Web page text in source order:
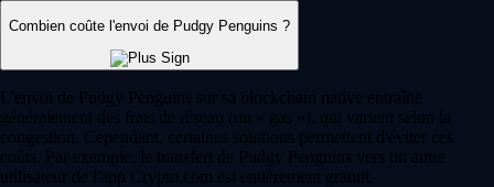
Combien coûte l'envoi de Pudgy Penguins ?
L'envoi de Pudgy Penguins sur sa blockchain native entraîne
généralement des frais de réseau (ou « gas »), qui varient selon la
congestion. Cependant, certaines solutions permettent d'éviter ces
coûts. Par exemple, le transfert de Pudgy Penguins vers un autre
utilisateur de l'app Crypto.com est entièrement gratuit.